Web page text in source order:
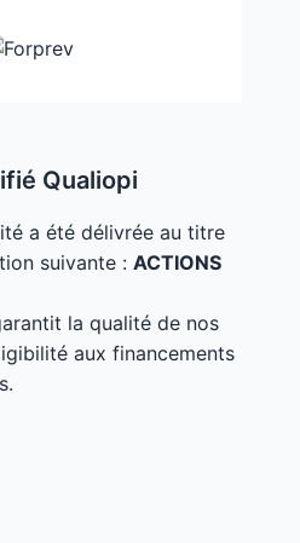
Qualiopi
a été délivrée au titre
suivante : ACTIONS
la qualité de nos
aux financements